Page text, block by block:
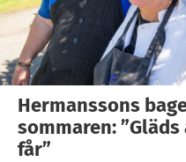
Hermanssons
sommaren:
får”